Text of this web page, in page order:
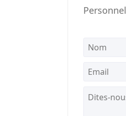
Personnel